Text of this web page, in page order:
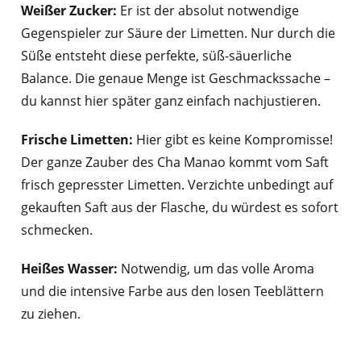
Weißer Zucker: Er ist der absolut notwendige
Gegenspieler zur Säure der Limetten. Nur durch die
Süße entsteht diese perfekte, süß-säuerliche
Balance. Die genaue Menge ist Geschmackssache –
du kannst hier später ganz einfach nachjustieren.
Frische Limetten: Hier gibt es keine Kompromisse!
Der ganze Zauber des Cha Manao kommt vom Saft
frisch gepresster Limetten. Verzichte unbedingt auf
gekauften Saft aus der Flasche, du würdest es sofort
schmecken.
Heißes Wasser: Notwendig, um das volle Aroma
und die intensive Farbe aus den losen Teeblättern
zu ziehen.